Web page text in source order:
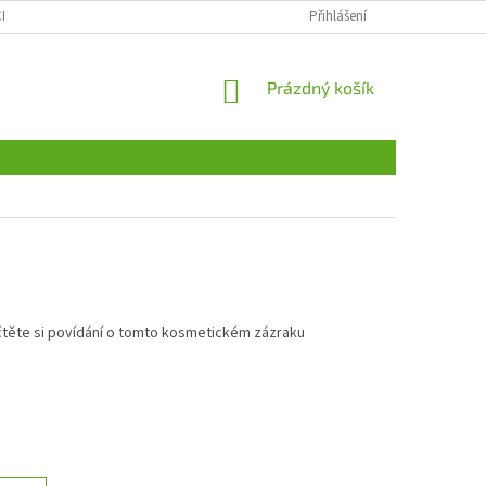
ÚDAJŮ ODSTOUPENÍ OD SMLOUVY, REKLAMACEPřihlášení
NÁKUPNÍ
Prázdný košík
si povídání o tomto kosmetickém zázraku